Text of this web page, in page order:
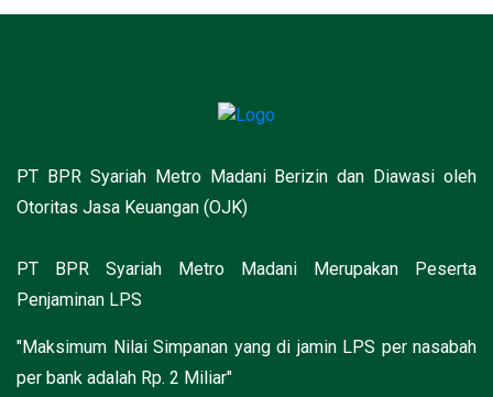
PT BPR Syariah Metro Madani Berizin dan Diawasi oleh
Otoritas Jasa Keuangan (OJK)
PT BPR Syariah Metro Madani Merupakan Peserta
Penjaminan LPS
"Maksimum Nilai Simpanan yang di jamin LPS per nasabah
per bank adalah Rp. 2 Miliar"